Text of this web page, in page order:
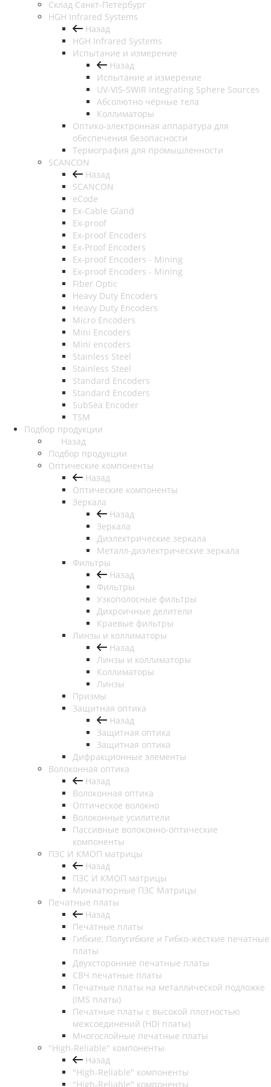
Cклад Санкт-Петербург
HGH Infrared Systems
Назад
HGH Infrared Systems
Испытание и измерение
Назад
Испытание и измерение
UV-VIS-SWIR Integrating Sphere Sources
Абсолютно чёрные тела
Коллиматоры
Оптико-электронная аппаратура для
обеспечения безопасности
Термография для промышленности
SCANCON
Назад
SCANCON
eCode
Ex-Cable Gland
Ex-proof
Ex-proof Encoders
Ex-Proof Encoders
Ex-proof Encoders - Mining
Ex-proof Encoders - Mining
Fiber Optic
Heavy Duty Encoders
Heavy Duty Encoders
Micro Encoders
Mini Encoders
Mini encoders
Stainless Steel
Stainless Steel
Standard Encoders
Standard Encoders
SubSea Encoder
TSM
Подбор продукции
Назад
Подбор продукции
Оптические компоненты
Назад
Оптические компоненты
Зеркала
Назад
Зеркала
Диэлектрические зеркала
Металл-диэлектрические зеркала
Фильтры
Назад
Фильтры
Узкополосные фильтры
Дихроичные делители
Краевые фильтры
Линзы и коллиматоры
Назад
Линзы и коллиматоры
Коллиматоры
Линзы
Призмы
Защитная оптика
Назад
Защитная оптика
Защитная оптика
Дифракционные элементы
Волоконная оптика
Назад
Волоконная оптика
Оптическое волокно
Волоконные усилители
Пассивные волоконно-оптические
компоненты
ПЗС И КМОП матрицы
Назад
ПЗС И КМОП матрицы
Миниатюрные ПЗС Матрицы
Печатные платы
Назад
Печатные платы
Гибкие, Полугибкие и Гибко-жёсткие печатные
платы
Двухсторонние печатные платы
СВЧ печатные платы
Печатные платы на металлической подложке
(IMS платы)
Печатные платы с высокой плотностью
межсоединений (HDI платы)
Многослойные печатные платы
"High-Reliable" компоненты
Назад
"High-Reliable" компоненты
"High-Reliable" компоненты